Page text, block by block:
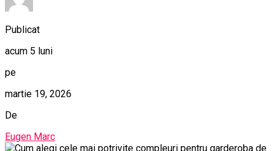
Publicat
acum 5 luni
pe
martie 19, 2026
De
Eugen Marc